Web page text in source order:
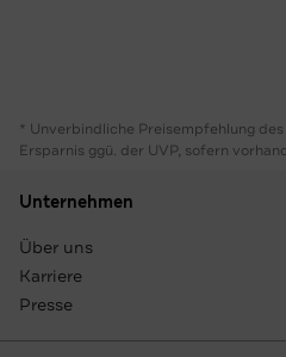
* Unverbindliche Preisempfehlung
Ersparnis ggü. der UVP, sofern
Unternehmen
Über uns
Karriere
Presse